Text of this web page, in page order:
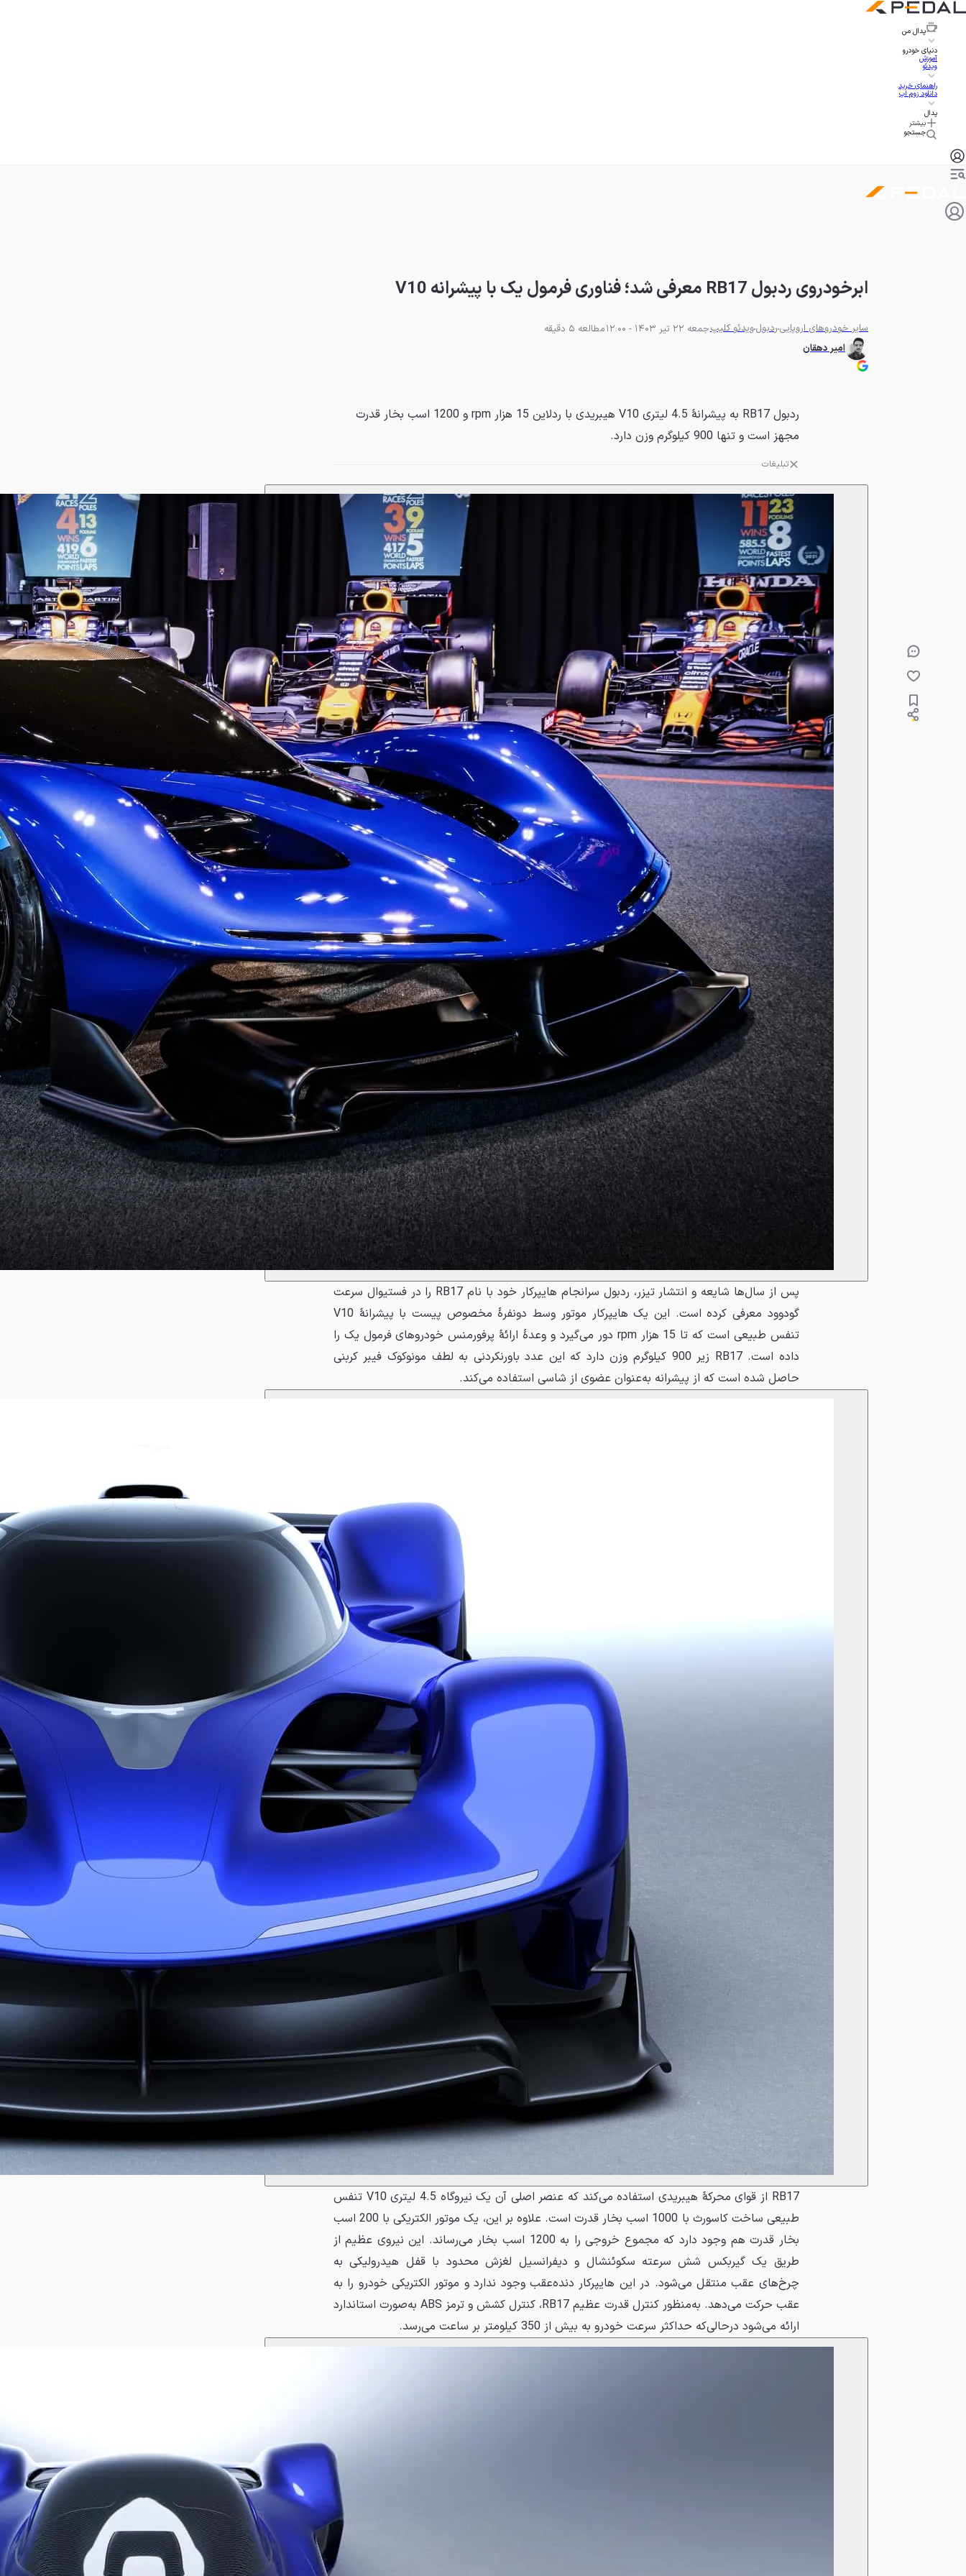
پدال من
دنیای خودرو
آموزش
ویدئو
راهنمای خرید
دانلود زوم اپ
پدال
بیشتر
جستجو
ابرخودروی ردبول RB17 معرفی شد؛ فناوری فرمول یک با پیشرانه V10
سایر خودروهای اروپایی ردبولویدئو کلیپجمعه 22 تیر 1403 - 12:00
مطالعه 5 دقیقه
امیر دهقان
ردبول RB17 به پیشرانۀ 4.5 لیتری V10 هیبریدی با ردلاین 15 هزار rpm و 1200 اسب بخار قدرت
مجهز است و تنها 900 کیلوگرم وزن دارد.
تبلیغات
پس از سال‌ها شایعه و انتشار تیزر، ردبول سرانجام هایپرکار خود با نام RB17 را در فستیوال سرعت
گودوود معرفی کرده است. این یک هایپرکار موتور وسط دونفرهٔ مخصوص پیست با پیشرانهٔ V10
تنفس طبیعی است که تا 15 هزار rpm دور می‌گیرد و وعدهٔ ارائهٔ پرفورمنس خودروهای فرمول یک را
داده است. RB17 زیر 900 کیلوگرم وزن دارد که این عدد باورنکردنی به لطف مونوکوک فیبر کربنی
حاصل شده است که از پیشرانه به‌عنوان عضوی از شاسی استفاده می‌کند.
RB17 از قوای محرکهٔ هیبریدی استفاده می‌کند که عنصر اصلی آن یک نیروگاه 4.5 لیتری V10 تنفس
طبیعی ساخت کاسورث با 1000 اسب بخار قدرت است. علاوه بر این، یک موتور الکتریکی با 200 اسب
بخار قدرت هم وجود دارد که مجموع خروجی را به 1200 اسب بخار می‌رساند. این نیروی عظیم از
طریق یک گیربکس شش سرعته سکوئنشال و دیفرانسیل لغزش محدود با قفل هیدرولیکی به
چرخ‌های عقب منتقل می‌شود. در این هایپرکار دنده‌عقب وجود ندارد و موتور الکتریکی خودرو را به
عقب حرکت می‌دهد. به‌منظور کنترل قدرت عظیم RB17، کنترل کشش و ترمز ABS به‌صورت استاندارد
ارائه می‌شود درحالی‌که حداکثر سرعت خودرو به بیش از 350 کیلومتر بر ساعت می‌رسد.